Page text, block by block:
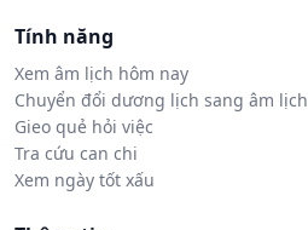
Tính năng
Xem âm lịch hôm nay
Chuyển đổi dương lịch sang âm lịch
Gieo quẻ hỏi việc
Tra cứu can chi
Xem ngày tốt xấu